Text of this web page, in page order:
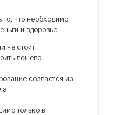
что необходимо,
и здоровье.
не стоит.
дешево
создается из
только в